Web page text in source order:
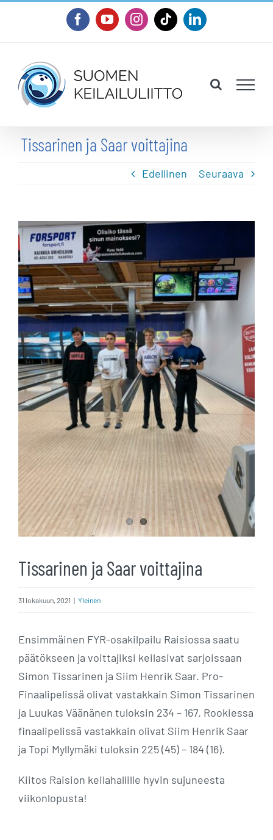
FacebookYouTubeInstagram
TiktokLinkedIn
Tissarinen ja Saar voittajina
Edellinen Seuraava
Katso
kuvaa
isompana
Tissarinen ja Saar voittajina
31 lokakuun, 2021 | Yleinen
Ensimmäinen FYR-osakilpailu Raisiossa saatu
päätökseen ja voittajiksi keilasivat sarjoissaan
Simon Tissarinen ja Siim Henrik Saar. Pro-
Finaalipelissä olivat vastakkain Simon Tissarinen
ja Luukas Väänänen tuloksin 234 – 167. Rookiessa
finaalipelissä vastakkain olivat Siim Henrik Saar
ja Topi Myllymäki tuloksin 225 (45) – 184 (16).
Kiitos Raision keilahallille hyvin sujuneesta
viikonlopusta!